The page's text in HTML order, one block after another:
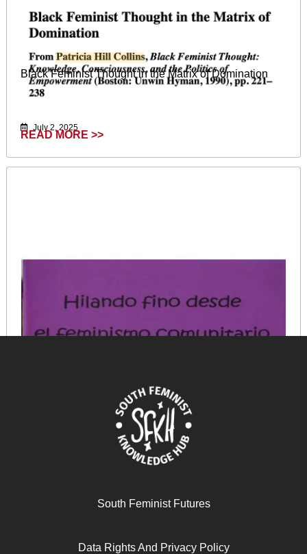
Black Feminist Thought in the Matrix of Domination
July 2, 2025
READ MORE >>
South Feminist Futures
Data Rights And Privacy Policy